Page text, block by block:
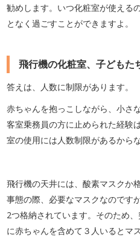
勧めします。いつ化粧室が使える
となく過ごすことができますよ。
飛行機の化粧室、子どもた
答えは、人数に制限があります。
赤ちゃんを抱っこしながら、小さ
客室乗務員の方に止められた経
室の使用には人数制限があるからな
飛行機の天井には、酸素マスクか
事態の際、必要なマスクなのです
2つ格納されています。そのため
に赤ちゃんを含めて３人いるとマ